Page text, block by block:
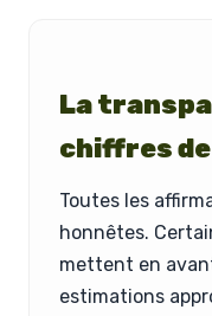
La
chiffres
Toutes les
honnêtes.
mettent en
estimations